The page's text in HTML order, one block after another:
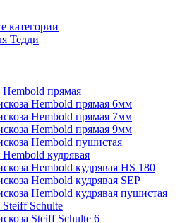
категории
Тедди
Hembold прямая
Hembold прямая 6мм
Hembold прямая 7мм
Hembold прямая 9мм
Hembold пушистая
кудрявая
Hembold кудрявая HS 180
Hembold кудрявая SEP
Hembold кудрявая пушистая
Steiff Schulte
Steiff Schulte 6